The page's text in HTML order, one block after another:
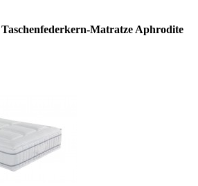
Matratze Aphrodite